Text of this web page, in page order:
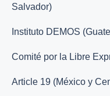
Salvador)
Instituto DEMOS
Comité por la Libre
Article 19 (México y